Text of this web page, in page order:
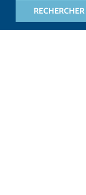
RECHERCHER